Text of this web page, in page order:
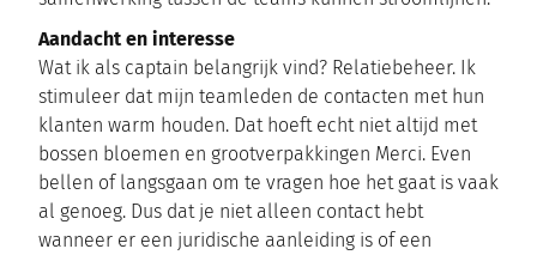
Aandacht en interesse
Wat ik als captain belangrijk vind? Relatiebeheer. Ik
stimuleer dat mijn teamleden de contacten met hun
klanten warm houden. Dat hoeft echt niet altijd met
bossen bloemen en grootverpakkingen Merci. Even
bellen of langsgaan om te vragen hoe het gaat is vaak
al genoeg. Dus dat je niet alleen contact hebt
wanneer er een juridische aanleiding is of een